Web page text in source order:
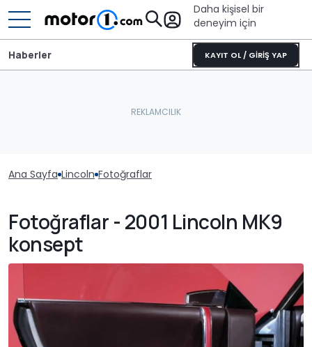
Daha kişisel bir
deneyim için
KAYIT OL / GİRİŞ YAP
Haberler
Ana Sayfa Lincoln Fotoğraflar
Fotoğraflar - 2001 Lincoln MK9
konsept